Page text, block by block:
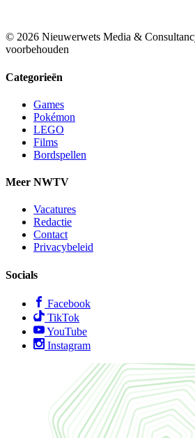
© 2026 Nieuwerwets Media &
voorbehouden
Categorieën
Games
Pokémon
LEGO
Films
Bordspellen
Meer NWTV
Vacatures
Redactie
Contact
Privacybeleid
Socials
Facebook
TikTok
YouTube
Instagram